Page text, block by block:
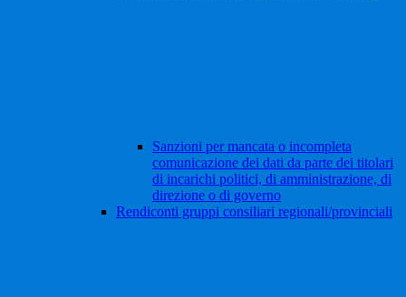
Sanzioni per mancata o incompleta
comunicazione dei dati da parte dei titolari
di incarichi politici, di amministrazione, di
direzione o di governo
Rendiconti gruppi consiliari regionali/provinciali